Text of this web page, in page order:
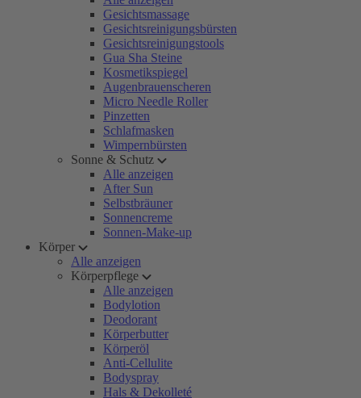
Gesichtsmassage
Gesichtsreinigungsbürsten
Gesichtsreinigungstools
Gua Sha Steine
Kosmetikspiegel
Augenbrauenscheren
Micro Needle Roller
Pinzetten
Schlafmasken
Wimpernbürsten
Sonne & Schutz
Alle anzeigen
After Sun
Selbstbräuner
Sonnencreme
Sonnen-Make-up
Körper
Alle anzeigen
Körperpflege
Alle anzeigen
Bodylotion
Deodorant
Körperbutter
Körperöl
Anti-Cellulite
Bodyspray
Hals & Dekolleté